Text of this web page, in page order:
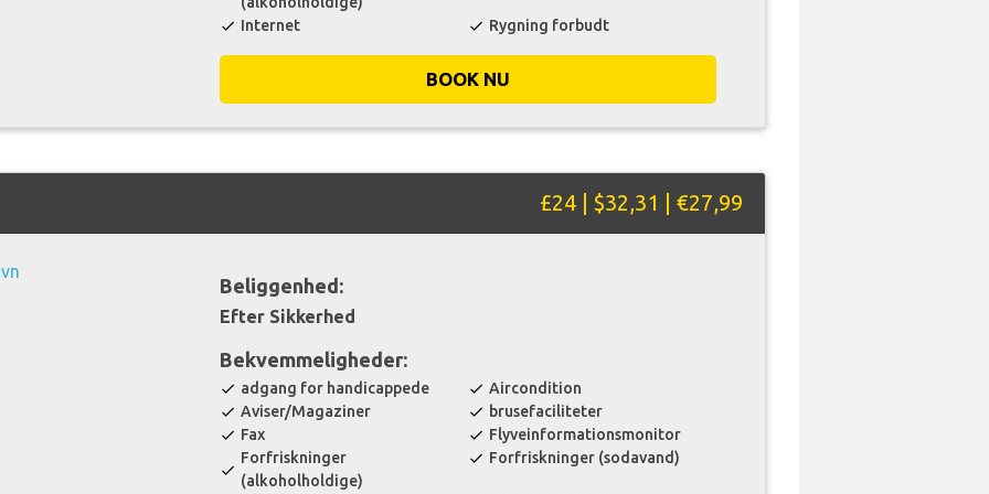
check Internet check Rygning forbudt
BOOK NU
£24 | $32,31 | €27,99
Beliggenhed:
Efter Sikkerhed
Bekvemmeligheder:
check adgang for handicappede check Aircondition
check Aviser/Magaziner check brusefaciliteter
check Fax check Flyveinformationsmonitor
check
Forfriskninger
(alkoholholdige)
check Forfriskninger (sodavand)